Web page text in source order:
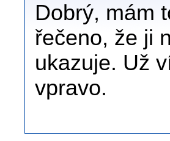
Dobrý, mám
řečeno, že ji
ukazuje. Už
vpravo.